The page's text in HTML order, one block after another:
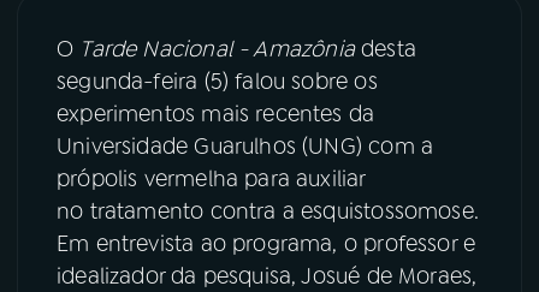
07ÚLTIMAS
08FESTIVAL DE MÚSICA
ACOMPANHE A RÁDIO NACIONAL
YouTube Facebook
O Tarde Nacional - Amazôniadesta
segunda-feira (5) falou sobre os
experimentos mais recentes da
Universidade Guarulhos (UNG) com a
própolis vermelha para auxiliar
no tratamento contra a esquistossomose.
Em entrevista ao programa, o professor e
idealizador da pesquisa, Josué de Moraes,